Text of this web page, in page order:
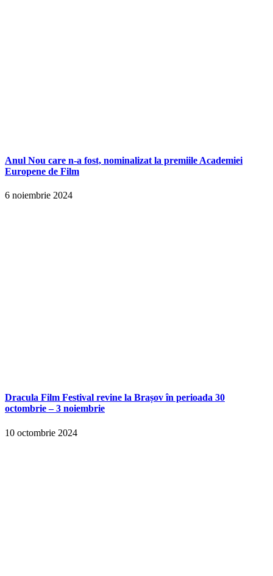
Anul Nou care n-a fost, nominalizat la premiile Academiei
Europene de Film
6 noiembrie 2024
Dracula Film Festival revine la Brașov în perioada 30
octombrie – 3 noiembrie
10 octombrie 2024